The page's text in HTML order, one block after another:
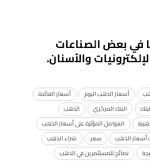
في بعض الصناعات
والأسنان.
أسعار الذهب اليوم
أسعار الفائدة
البنك المركزي
الذهب
العوامل المؤثرة على أسعار الذهب
أسعار الذهب سعر
شراء الذهب
نصائح للمستثمرين في الذهب